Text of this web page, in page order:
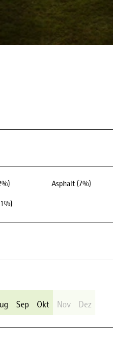
Asphalt (7%)
Sep Okt Nov Dez